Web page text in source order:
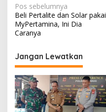
N
a
v
i
g
a
s
i
Pos sebelumnya
Beli Pertalite dan Solar pakai
MyPertamina, Ini Dia
Caranya
Jangan Lewatkan